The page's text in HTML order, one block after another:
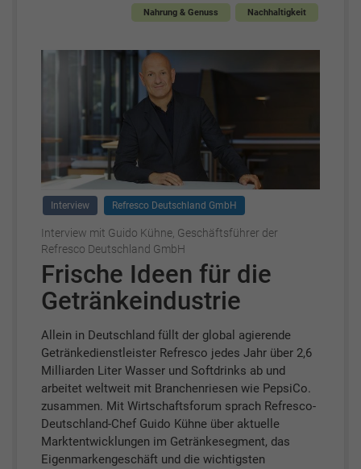
Nahrung & Genuss Nachhaltigkeit
Interview Refresco Deutschland GmbH
Interview mit Guido Kühne, Geschäftsführer der
Refresco Deutschland GmbH
Frische Ideen für die
Getränkeindustrie
Allein in Deutschland füllt der global agierende
Getränkedienstleister Refresco jedes Jahr über 2,6
Milliarden Liter Wasser und Softdrinks ab und
arbeitet weltweit mit Branchenriesen wie PepsiCo.
zusammen. Mit Wirtschaftsforum sprach Refresco-
Deutschland-Chef Guido Kühne über aktuelle
Marktentwicklungen im Getränkesegment, das
Eigenmarkengeschäft und die wichtigsten